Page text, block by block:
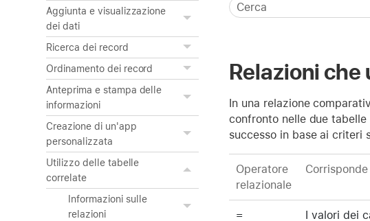
Aggiunta e visualizzazione
dei dati
Ricerca dei record
Ordinamento dei record
Anteprima e stampa delle
informazioni
Creazione di un'app
personalizzata
Utilizzo delle tabelle
correlate
Informazioni sulle
relazioni
Relazioni
In una relazione
confronto nelle due
successo in base ai criteri
Operatore
relazionale
= I valori dei